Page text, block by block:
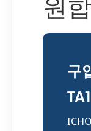
구